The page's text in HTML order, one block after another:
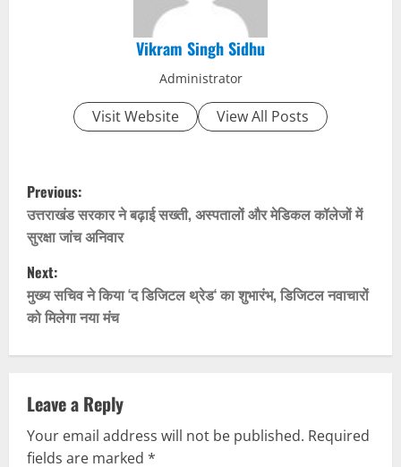
Vikram Singh Sidhu
Administrator
Visit Website View All Posts
P
o
s
t
n
v
i
Previous:
उत्तराखंड सरकार ने बढ़ाई सख्ती, अस्पतालों और मेडिकल कॉलेजों में
सुरक्षा जांच अनिवार
Next:
मुख्य सचिव ने किया ‘द डिजिटल थ्रेड‘ का शुभारंभ, डिजिटल नवाचारों
को मिलेगा नया मंच
Leave a Reply
Your email address will not be published. Required
fields are marked *